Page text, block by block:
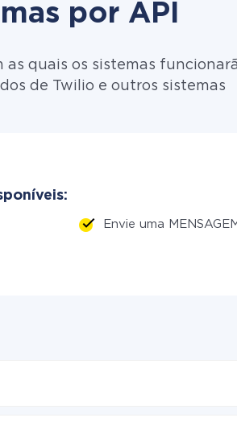
por API
quais os sistemas
de Twilio e outros sistemas
Envie uma